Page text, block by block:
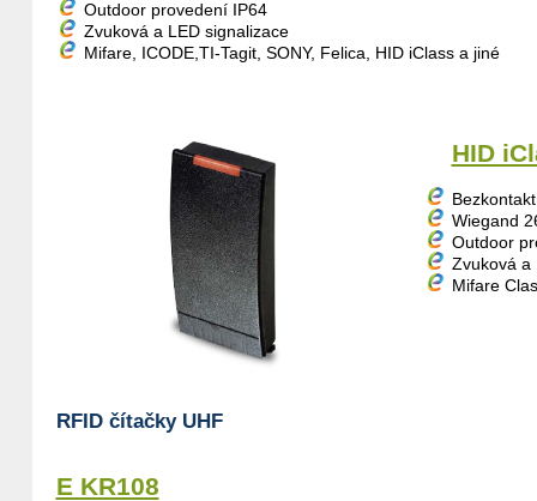
Outdoor provedení IP64
Zvuková a LED signalizace
Mifare, ICODE,TI-Tagit, SONY, Felica, HID iClass a jiné
HID
Wiegand
Outdoor
Zvuková a
Mifare
RFID čítačky UHF
E KR108